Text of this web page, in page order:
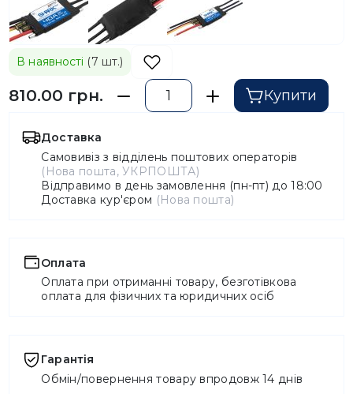
В наявності (7 шт.)
810.00 грн. Купити
Доставка
Самовивіз з відділень поштових операторів
(Нова пошта, УКРПОШТА)
Відправимо в день замовлення (пн-пт) до 18:00
Доставка кур'єром (Нова пошта)
Оплата
Оплата при отриманні товару, безготівкова
оплата для фізичних та юридичних осіб
Гарантія
Обмін/повернення товару впродовж 14 днів